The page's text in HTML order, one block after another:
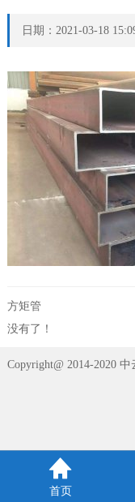
日期：2021-03-18
方矩管
没有了！
Copyright@ 2014-2020

首页